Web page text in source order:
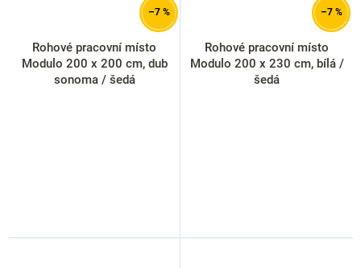
–7 %
Rohové pracovní místo
Modulo 200 x 200 cm, dub
sonoma / šedá
–7 %
Rohové pracovní místo
Modulo 200 x 230 cm, bílá /
šedá